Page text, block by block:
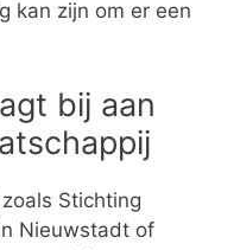
kan zijn om er een
bij aan
Stichting
Nieuwstadt of